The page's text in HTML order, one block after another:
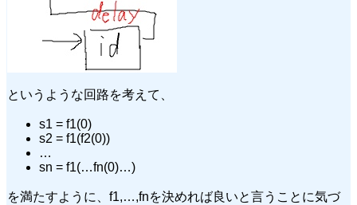
というような回路を考えて、
s1 = f1(0)
s2 = f1(f2(0))
…
sn = f1(…fn(0)…)
を満たすように、f1,…,fnを決めれば良いと言うことに気づ